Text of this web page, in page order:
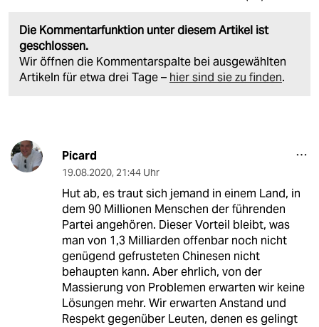
Die Kommentarfunktion unter diesem Artikel ist
geschlossen.
Wir öffnen die Kommentarspalte bei ausgewählten
Artikeln für etwa drei Tage – hier sind sie zu finden.
Picard
19.08.2020, 21:44 Uhr
Hut ab, es traut sich jemand in einem Land, in
dem 90 Millionen Menschen der führenden
Partei angehören. Dieser Vorteil bleibt, was
man von 1,3 Milliarden offenbar noch nicht
genügend gefrusteten Chinesen nicht
behaupten kann. Aber ehrlich, von der
Massierung von Problemen erwarten wir keine
Lösungen mehr. Wir erwarten Anstand und
Respekt gegenüber Leuten, denen es gelingt